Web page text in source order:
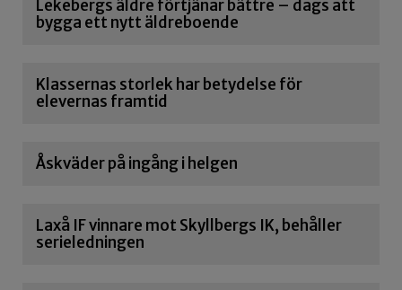
Lekebergs äldre förtjänar bättre – dags att
bygga ett nytt äldreboende
Klassernas storlek har betydelse för
elevernas framtid
Åskväder på ingång i helgen
Laxå IF vinnare mot Skyllbergs IK, behåller
serieledningen